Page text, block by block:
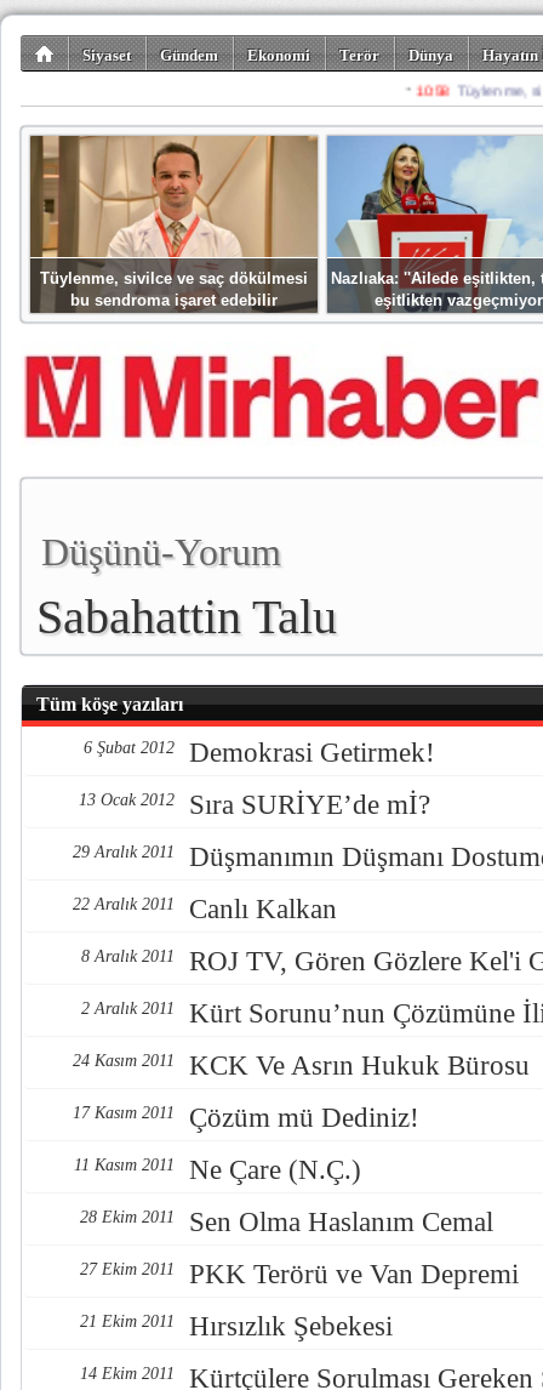
Siyaset Gündem Ekonomi Terör Dünya
Spor Misafir
Tüylenme, sivilce ve saç dökülmesi
bu sendroma işaret edebilir
Nazlıaka: ''Ailede eşitlikten,
eşitlikten
Düşünü-Yorum
Sabahattin Talu
Tüm köşe yazıları
6 Şubat 2012 Demokrasi Getirmek!
13 Ocak 2012 Sıra SURİYE’de mİ?
29 Aralık 2011 Düşmanımın Düşmanı
22 Aralık 2011 Canlı Kalkan
8 Aralık 2011 ROJ TV, Gören Gözlere Kel'i
2 Aralık 2011 Kürt Sorunu’nun Çözümüne
24 Kasım 2011 KCK Ve Asrın Hukuk Bürosu
17 Kasım 2011 Çözüm mü Dediniz!
11 Kasım 2011 Ne Çare (N.Ç.)
28 Ekim 2011 Sen Olma Haslanım Cemal
27 Ekim 2011 PKK Terörü ve Van Depremi
21 Ekim 2011 Hırsızlık Şebekesi
14 Ekim 2011 Kürtçülere Sorulması Gereken